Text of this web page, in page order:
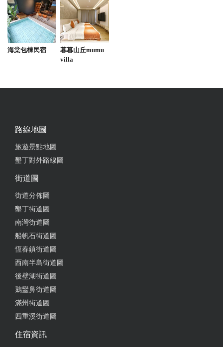
2021-02-22 22:42:26
老闆人夫婦超好 車況也不錯
車前距亞福租車地點一分鐘即有中油加油站。還車後
老闆還載我們去轉運站搭車，是很值得推薦的店家，
下次有機會會再承租。真心推薦給大家 ^^
The boss lady was very kind and polite, and drove us
from the transfer station to the car rental company. The
rented car is new and clean, and it is very comfortable
to drive or ride. It also provides a mobile phone holder
and charging cable for free. Afterwards, Hengchun Car
Rental will definitely come here again!
海棠包棟民宿
暮暮山丘mumu
villa
路線地圖
旅遊景點地圖
墾丁對外路線圖
街道圖
街道分佈圖
墾丁街道圖
南灣街道圖
船帆石街道圖
恆春鎮街道圖
西南半島街道圖
後壁湖街道圖
鵝鑾鼻街道圖
滿州街道圖
四重溪街道圖
住宿資訊